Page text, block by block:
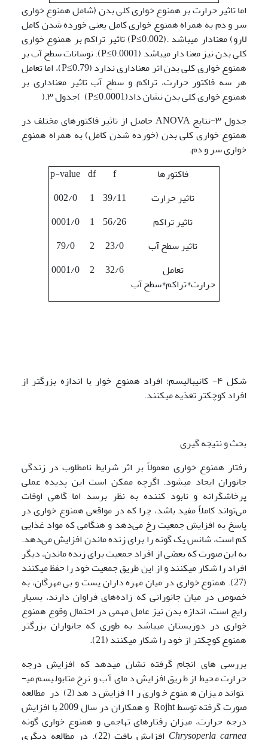
اما تاثیر حرارت بر همنوع خواری کلی بدن (شامل همنوع خواری
سر و دم به همراه همنوع خواری کامل یعنی خورده شدن کامل
لارو) معنادار می­باشد .(P≤0.002) تاثیر تراکم بر همنوع خواری
کلی بدن نیز معنا دار می­باشد (P≤0.0001). نوسانات سطح آب بر
همنوع خواری کلی بدن اثر معناداری ندارد (P≤0.79)، اما تعامل
هر سه فاکتور حرارت، تراکم و سطح آب تاثیر معناداری بر
همنوع خواری کلی بدن نشان داد(P≤0.0001) )جدول ۳.(
جدول ۳-نتایج ANOVA حاصل از تاثیر فاکتورهای مختلف در
همنوع خواری کلی بدن (خورده شدن کامل) به همراه همنوع
خواری سر و دم.
p-value df f
فاکتورها
002/0
1 39/11
تاثیر حرارت
0001/0
1 56/26
تاثیر تراکم
79/0
2 23/0
تاثیر سطح آب
0001/0 2 32/6
تعامل
حرارت*تراکم*سطح آب
شکل ۴- کانیبالیسم؛ افراد همنوع خوار با اندازه بزرگتر از
افراد کوچکتر تغذیه می­کنند.
بحث و نتیجه گیری
رفتار همنوع خواری معمولاً بر اثر شرایط نامطلوب در زندگی
جانوران ایجاد می­شود. اگرچه ممکن است این پدیده عملی
پرخاشگرانه و نابود کننده به نظر برسد اما گاهی اوقات
می‌تواند کاملاً مفید باشد، چرا که در مواقعی همنوع خواری در
پاسخ به افزایش جمعیت رخ می‌دهد و هنگامی که مواد غذایی
کم است، شانس یک گونه را برای زنده ماندن افزایش می‌دهد.
به این صورت که بعضی از افراد جمعیت برای زنده ماندن، دیگر
افراد را شکار می­کنند و از این طریق جمعیت خود را حفظ می­کنند
(27). همنوع خواری در میان مهره داران پست‌ و بی مهرگان، به
خصوص در میان جانورانی که زاده‌های فراوان دارند، بسیار
رایج است، اندازه بدن نیز عامل مهمی در احتمال وقوع همنوع
خواری در دوزیستان می­باشد به طوری­ که جانواران بزرگتر
همنوع کوچکتر از خود را شکار می­کنند (21).
بررسی های انجام گرفته نشان می­دهد که افزایش درجه
حرارت محیط از طریق افزایش دمای آب و نرخ متابولیسم می­
تواند میزان همنوع خواری را افزایش دهد (2) در مطالعه
صورت گرفته توسط Rojht و همکاران در سال 2009 با افزایش
درجه حرارت، میزان رفتارهای تهاجمی و همنوع خواری گونه
Chrysoperla carnea
افزایش یافت (22). در مطالعه دیگری